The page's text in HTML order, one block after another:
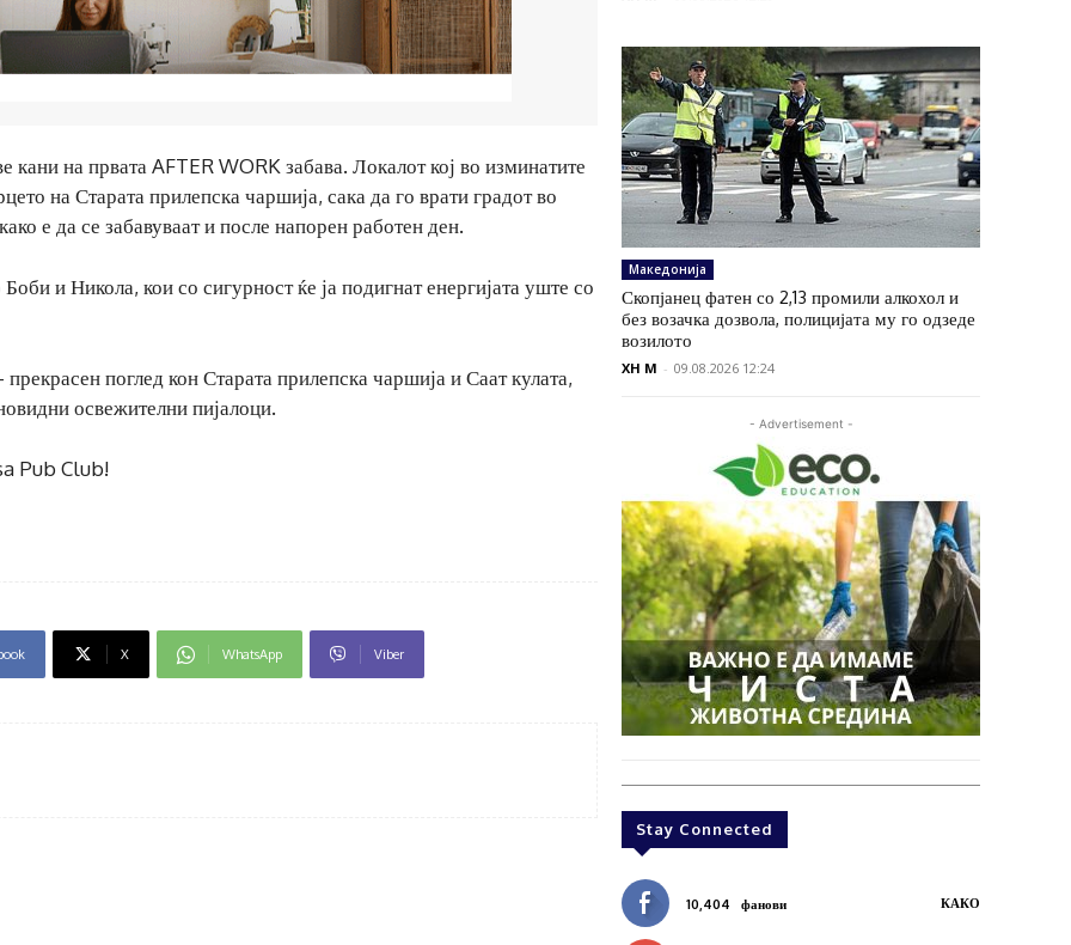
кани на првата AFTER WORK забава. Локалот кој во изминатите
на Старата прилепска чаршија, сака да го врати градот во
е да се забавуваат и после напорен работен ден.
и Никола, кои со сигурност ќе ја подигнат енергијата уште со
поглед кон Старата прилепска чаршија и Саат кулата,
освежителни пијалоци.
Pub Club!
X WhatsApp Viber
Македонија
Скопјанец фатен со 2,13 промили алкохол и
без возачка дозвола, полицијата му го одзеде
возилото
XH M - 09.08.2026 12:24
- Advertisement -
Stay Connected
10,404 фанови КАКО